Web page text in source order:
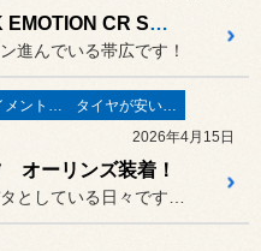
WRX S4 WORK EMOTION CR Shigoku装着！
進んでいる帯広です！
アライメントで走りが変わる♬
タイヤが安い(^^♪
2026年4月15日
オーリンズ装着！